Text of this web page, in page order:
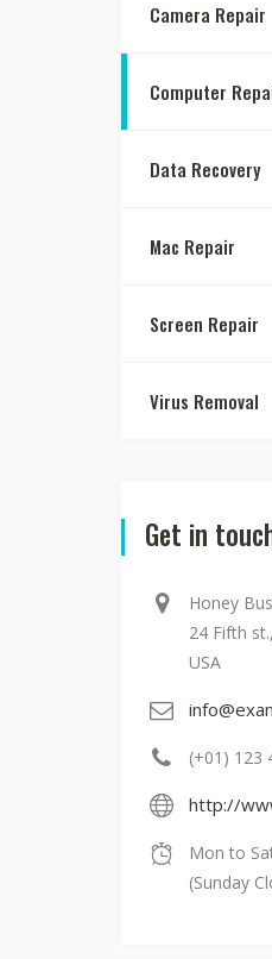
Camera Repair
Computer
Data Recovery
Mac Repair
Screen Repair
Virus Removal
Get in
Honey
24 Fifth
USA
(+01) 123
http://
Mon to
(Sunday